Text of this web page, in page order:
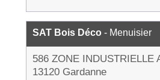
SAT Bois Déco - Menuisier
586 ZONE INDUSTRIELLE
13120 Gardanne